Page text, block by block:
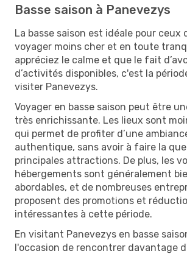
Basse saison à Panevezys
La basse saison est idéale pour ceux
voyager moins cher et en toute
appréciez le calme et que le fait
d’activités disponibles, c'est la
visiter Panevezys.
Voyager en basse saison peut être
très enrichissante. Les lieux sont
qui permet de profiter d’une
authentique, sans avoir à faire la
principales attractions. De plus, les
hébergements sont généralement
abordables, et de nombreuses
proposent des promotions et
intéressantes à cette période.
En visitant Panevezys en basse
l'occasion de rencontrer davantage